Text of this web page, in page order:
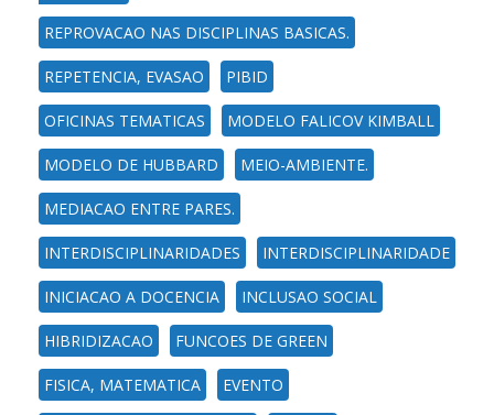
REPROVACAO NAS DISCIPLINAS BASICAS.
REPETENCIA, EVASAO PIBID
OFICINAS TEMATICAS MODELO FALICOV KIMBALL
MODELO DE HUBBARD MEIO-AMBIENTE.
MEDIACAO ENTRE PARES.
INTERDISCIPLINARIDADES INTERDISCIPLINARIDADE
INICIACAO A DOCENCIA INCLUSAO SOCIAL
HIBRIDIZACAO FUNCOES DE GREEN
FISICA, MATEMATICA EVENTO